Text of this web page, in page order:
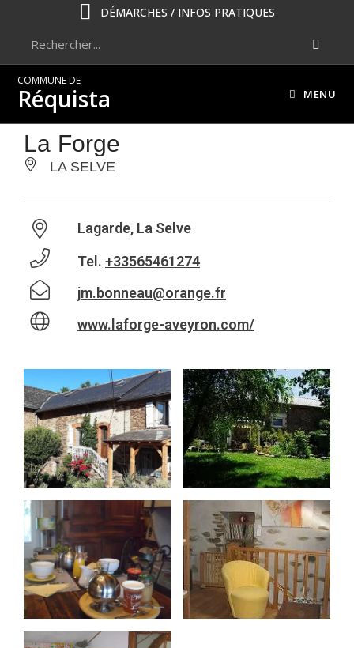
DÉMARCHES / INFOS PRATIQUES
COMMUNE DE
Réquista MENU
La Forge
LA SELVE
Lagarde, La Selve
Tel. +33565461274
jm.bonneau@orange.fr
www.laforge-aveyron.com/